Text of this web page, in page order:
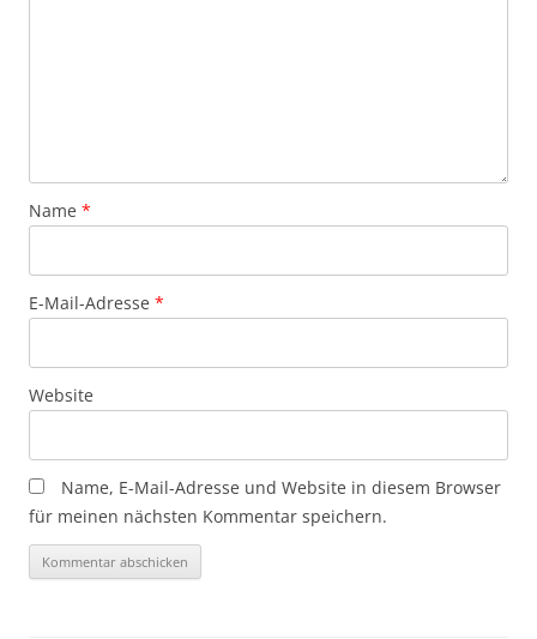
Name *
E-Mail-Adresse *
Website
Name, E-Mail-Adresse und Website in diesem Browser
für meinen nächsten Kommentar speichern.